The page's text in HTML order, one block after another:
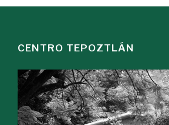
CENTRO TEPOZTLÁN